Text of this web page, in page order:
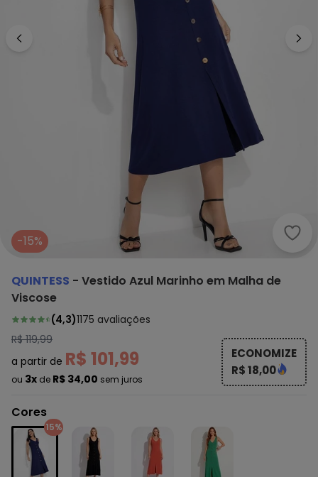
-15%
QUINTESS - Vestido Azul Marinho em Malha de
Viscose
(4,3)1175 avaliações
R$ 119,99
a partir de R$ 101,99
ou 3x de R$ 34,00 sem juros
ECONOMIZE
R$ 18,00
Cores
15%